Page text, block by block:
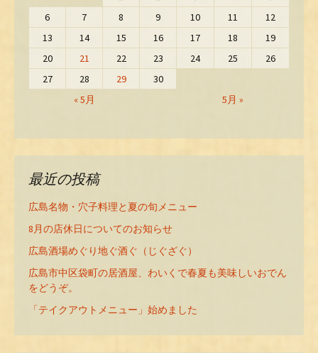
« 5月 5月 »
6
7 8 9 10 11
12
13
14 15 16 17 18
19
20
21 22 23 24 25
26
27
28 29 30
最近の投稿
広島名物・穴子料理と夏の旬メニュー
8月の店休日についてのお知らせ
広島酒場めぐり地ぐ酒ぐ（じぐざぐ）
広島市中区袋町の居酒屋、わいくで春夏も美味しいおでん
をどうぞ。
「テイクアウトメニュー」始めました